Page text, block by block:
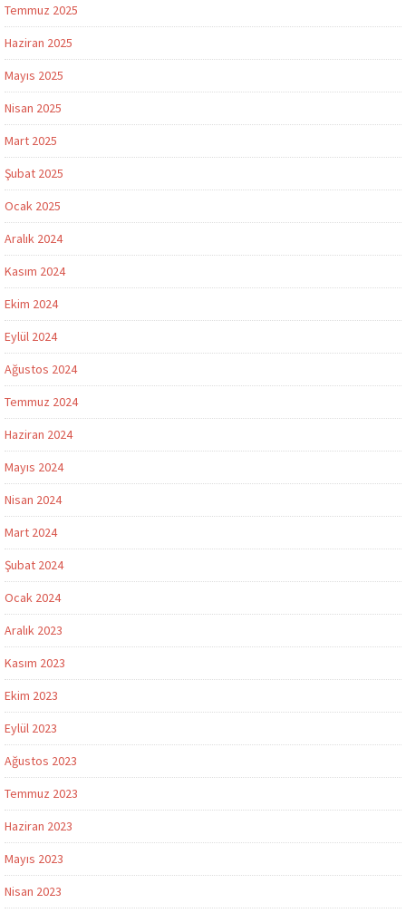
Temmuz 2025
Haziran 2025
Mayıs 2025
Nisan 2025
Mart 2025
Şubat 2025
Ocak 2025
Aralık 2024
Kasım 2024
Ekim 2024
Eylül 2024
Ağustos 2024
Temmuz 2024
Haziran 2024
Mayıs 2024
Nisan 2024
Mart 2024
Şubat 2024
Ocak 2024
Aralık 2023
Kasım 2023
Ekim 2023
Eylül 2023
Ağustos 2023
Temmuz 2023
Haziran 2023
Mayıs 2023
Nisan 2023